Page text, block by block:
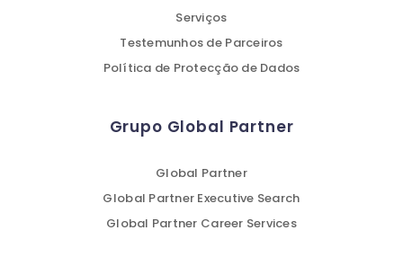
Serviços
Testemunhos de Parceiros
Política de Protecção de Dados
Grupo Global Partner
Global Partner
Global Partner Executive Search
Global Partner Career Services